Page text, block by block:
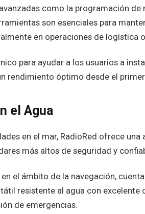
como la programación de
son esenciales para
en operaciones de logística
para ayudar a los usuarios a
rendimiento óptimo desde el
el Agua
en el mar, RadioRed ofrece una
más altos de seguridad y
el ámbito de la navegación,
resistente al agua con excelente
de emergencias.